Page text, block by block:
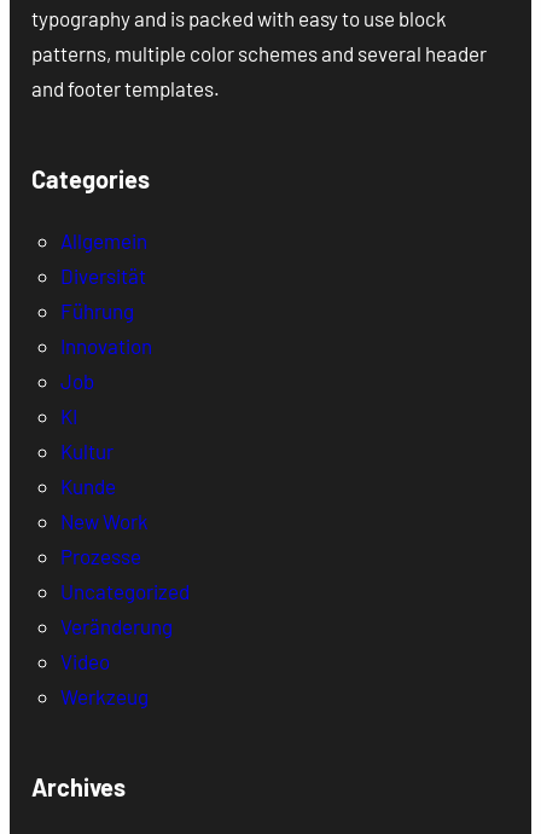
typography and is packed with easy to use block
patterns, multiple color schemes and several header
and footer templates.
Categories
Allgemein
Diversität
Führung
Innovation
Job
KI
Kultur
Kunde
New Work
Prozesse
Uncategorized
Veränderung
Video
Werkzeug
Archives